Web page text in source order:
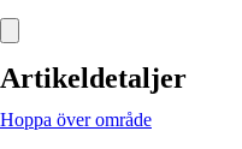
Artikeldetaljer
Hoppa över område